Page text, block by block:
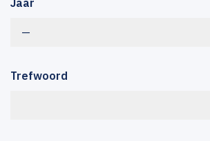
Jaar
—
Trefwoord